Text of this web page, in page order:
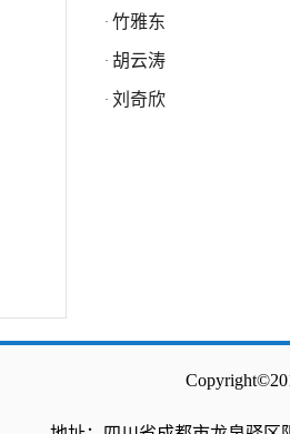
· 竹雅东
· 胡云涛
· 刘奇欣